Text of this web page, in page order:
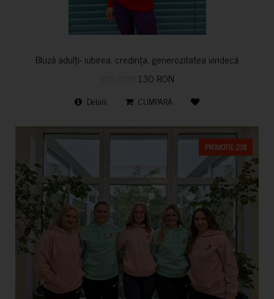
Bluză adulți- iubirea, credința, generozitatea vindecă
130 RON
Detalii CUMPARA
PROMOTIE 23%